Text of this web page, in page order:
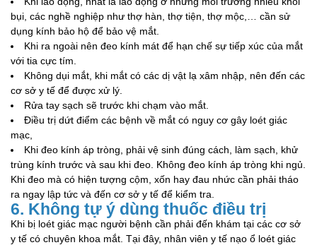
bụi, các nghề nghiệp như thợ hàn, thợ tiện, thợ mộc,… cần sử
dụng kính bảo hộ để bảo vệ mắt.
Khi ra ngoài nên đeo kính mát để hạn chế sự tiếp xúc của mắt
với tia cực tím.
Không dụi mắt, khi mắt có các dị vật lạ xâm nhập, nên đến các
cơ sở y tế để được xử lý.
Rửa tay sạch sẽ trước khi chạm vào mắt.
Điều trị dứt điểm các bệnh về mắt có nguy cơ gây loét giác
mạc,
Khi đeo kính áp tròng, phải vệ sinh đúng cách, làm sạch, khử
trùng kính trước và sau khi đeo. Không đeo kính áp tròng khi ngủ.
Khi đeo mà có hiện tượng cộm, xốn hay đau nhức cần phải tháo
ra ngay lập tức và đến cơ sở y tế để kiểm tra.
6. Không tự ý dùng thuốc điều trị
Khi bị loét giác mạc người bệnh cần phải đến khám tại các cơ sở
y tế có chuyên khoa mắt. Tại đây, nhân viên y tế nạo ổ loét giác